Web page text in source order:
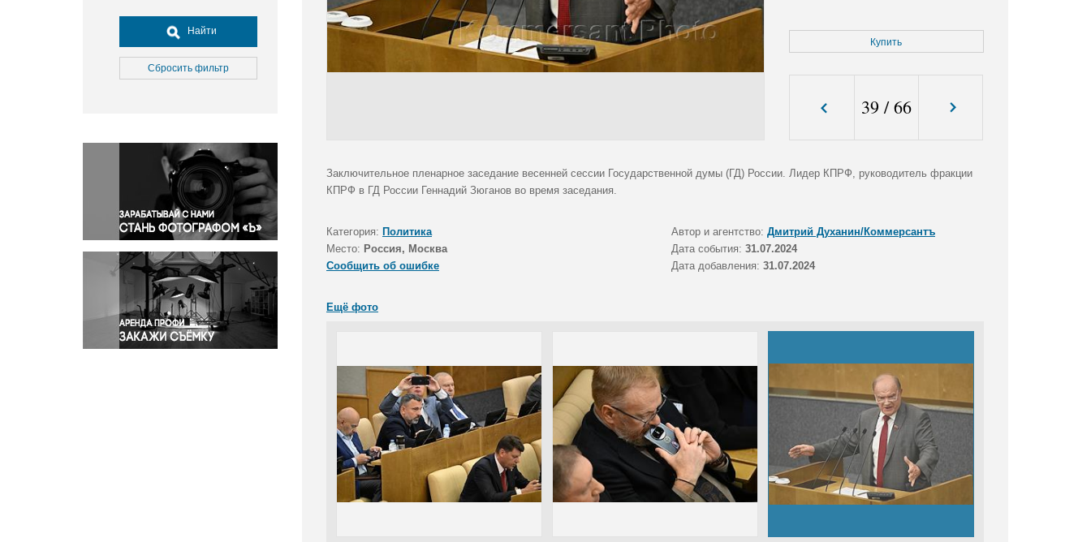
Досуг, туризм и отдых
Культура
Медицина
Окружающая среда
Политика
Правосудие
Происшествия и конфликты
Религия
Светская жизнь
Спорт
Экология
Экономика и бизнес
Найти
Сбросить фильтр
Купить
39 /66
Заключительное пленарное заседание весенней сессии Государственной думы (ГД) России. Лидер КПРФ, руководитель фракции
КПРФ в ГД России Геннадий Зюганов во время заседания.
Категория: Политика Автор и агентство: Дмитрий Духанин/Коммерсантъ
Место: Россия, Москва Дата события: 31.07.2024
Сообщить об ошибке
Дата добавления: 31.07.2024
Ещё фото